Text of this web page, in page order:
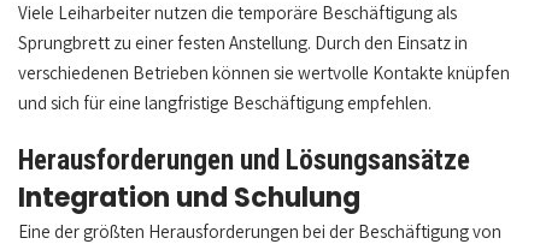
Viele Leiharbeiter nutzen die temporäre Beschäftigung als
Sprungbrett zu einer festen Anstellung. Durch den Einsatz in
verschiedenen Betrieben können sie wertvolle Kontakte knüpfen
und sich für eine langfristige Beschäftigung empfehlen.
Herausforderungen und Lösungsansätze
Integration und Schulung
Eine der größten Herausforderungen bei der Beschäftigung von